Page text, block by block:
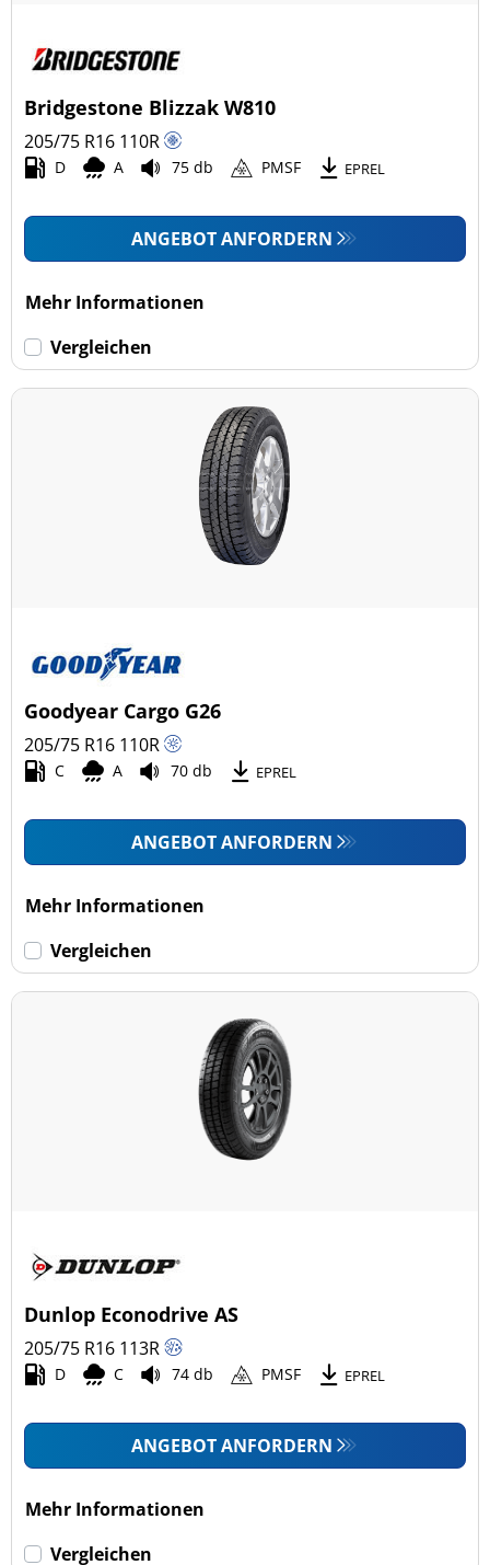
Bridgestone Blizzak W810
205/75 R16 110R
D A 75 db PMSF EPREL
ANGEBOT ANFORDERN
Mehr Informationen
Vergleichen
Goodyear Cargo G26
205/75 R16 110R
C A 70 db EPREL
ANGEBOT ANFORDERN
Mehr Informationen
Vergleichen
Dunlop Econodrive AS
205/75 R16 113R
D C 74 db PMSF EPREL
ANGEBOT ANFORDERN
Mehr Informationen
Vergleichen